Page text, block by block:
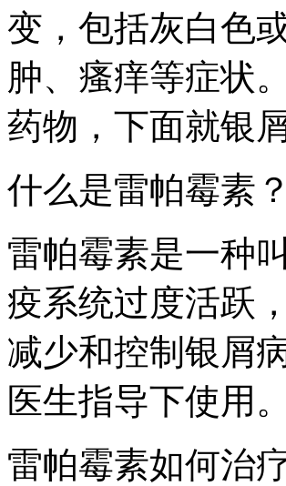
变，包括灰白色
肿、瘙痒等症状
药物，下面就银
什么是雷帕霉素？
雷帕霉素是一种
疫系统过度活跃
减少和控制银屑
医生指导下使用。
雷帕霉素如何治